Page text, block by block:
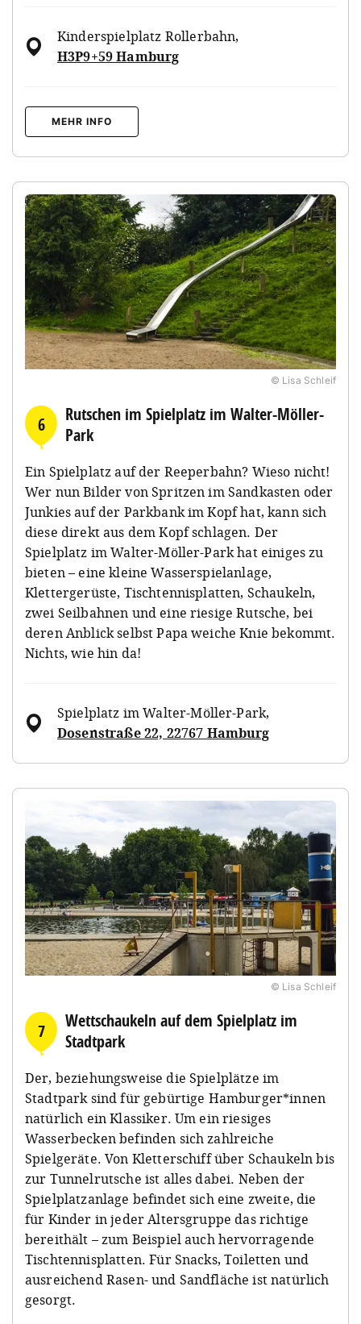
Kinderspielplatz Rollerbahn,
H3P9+59 Hamburg
MEHR INFO
© Lisa Schleif
6
Rutschen im Spielplatz im Walter-Möller-
Park
Ein Spielplatz auf der Reeperbahn? Wieso nicht!
Wer nun Bilder von Spritzen im Sandkasten oder
Junkies auf der Parkbank im Kopf hat, kann sich
diese direkt aus dem Kopf schlagen. Der
Spielplatz im Walter-Möller-Park hat einiges zu
bieten – eine kleine Wasserspielanlage,
Klettergerüste, Tischtennisplatten, Schaukeln,
zwei Seilbahnen und eine riesige Rutsche, bei
deren Anblick selbst Papa weiche Knie bekommt.
Nichts, wie hin da!
Spielplatz im Walter-Möller-Park,
Dosenstraße 22, 22767 Hamburg
© Lisa Schleif
7
Wettschaukeln auf dem Spielplatz im
Stadtpark
Der, beziehungsweise die Spielplätze im
Stadtpark sind für gebürtige Hamburger*innen
natürlich ein Klassiker. Um ein riesiges
Wasserbecken befinden sich zahlreiche
Spielgeräte. Von Kletterschiff über Schaukeln bis
zur Tunnelrutsche ist alles dabei. Neben der
Spielplatzanlage befindet sich eine zweite, die
für Kinder in jeder Altersgruppe das richtige
bereithält – zum Beispiel auch hervorragende
Tischtennisplatten. Für Snacks, Toiletten und
ausreichend Rasen- und Sandfläche ist natürlich
gesorgt.